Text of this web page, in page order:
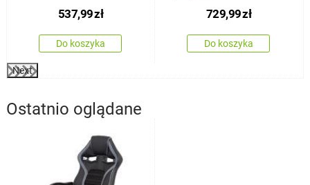
537,99zł
Do koszyka
729,99zł
Do koszyka
Next
Ostatnio oglądane